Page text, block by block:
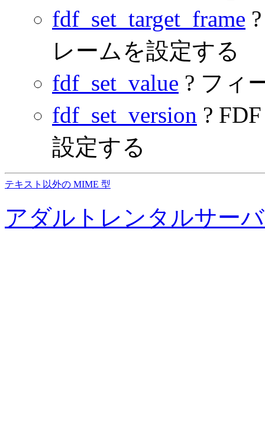
fdf_set_target_frame
レームを設定する
fdf_set_value ? フィ
fdf_set_version ?
設定する
テキスト以外の MIME 型
アダルトレンタルサー